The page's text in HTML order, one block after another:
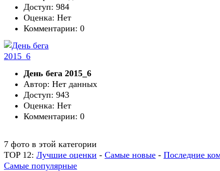
Доступ: 984
Оценка: Нет
Комментарии: 0
День бега 2015_6
Автор: Нет данных
Доступ: 943
Оценка: Нет
Комментарии: 0
7 фото в этой категории
TOP 12: Лучшие оценки - Самые новые - Последние
Самые популярные